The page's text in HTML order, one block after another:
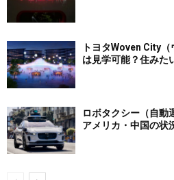
トヨタWoven City
は見学可能？住みた
ロボタクシー（自動
アメリカ・中国の状